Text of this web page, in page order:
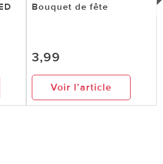
Bouquet de fête
3,99
Voir l’article